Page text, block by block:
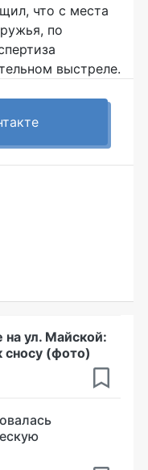
что с места
по
выстреле.
на ул. Майской:
сносу (фото)